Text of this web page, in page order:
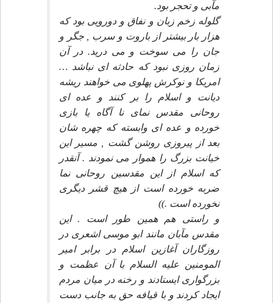
مآبى و تحجر بود.
گلوله زخم زبان و نفاق و دورويى بود كه
هزار بار بيشتر از باروت و سرب , جگر و
جان را مى سوخت و مى دريد. در آن
زمان روزى نبود كه حادثه اى نباشد …
امريكا و نوكرش پهلوى مى خواهند ريشه
ديانت و اسلام را بر كنند و عده اى
روحانى مقدس نماى نا آگاه يا بازى
خورده و عده اى وابسته كه چهره شان
بعد از پيروزى روشن گشت , مسير اين
خيانت بزرگ را هموار مى نمودند . آنقدر
كه اسلام از اين مقدسين روحانى نما
ضربه خورده است از هيچ قشر ديگرى
نخورده است .))
و راستى هم همين طور است . اين
مقدس مآبان مانند ابو موسى اشعرى در
روزگاران آغازين اسلام در برابر امير
المومنين عليه السلام با آن عظمت و
بزرگوارى ايستادند و رخنه در ميان مردم
ايجاد كردند و با قيافه حق به جانب دست